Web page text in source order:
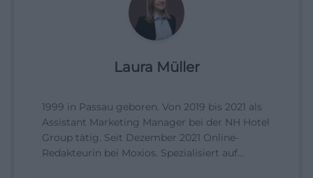
Laura Müller
1999 in Passau geboren. Von 2019 bis 2021 als
Assistant Marketing Manager bei der NH Hotel
Group tätig. Seit Dezember 2021 Online-
Redakteurin bei Moxios. Spezialisiert auf